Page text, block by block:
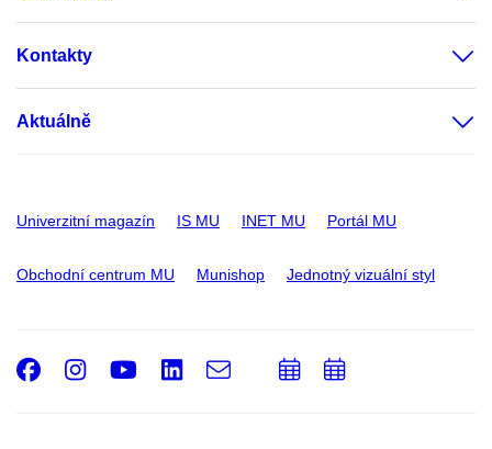
Kontakty
Aktuálně
Univerzitní magazín IS MU INET MU Portál MU
Obchodní centrum MU Munishop Jednotný vizuální styl
Facebook
Instagram
Youtube
LinkedIn
e-
PřidatPřidat